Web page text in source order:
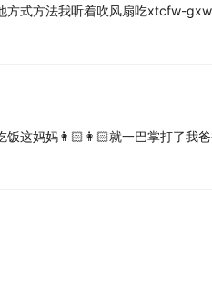
方式方法我听着吹风扇吃xtcfw-
这妈妈👩🏻👩🏻就一巴掌打了我爸